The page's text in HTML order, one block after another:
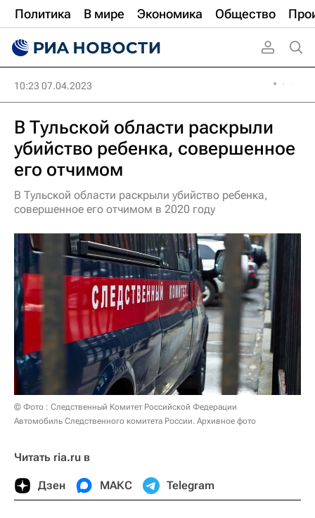
Политика В мире Экономика Общество
10:23 07.04.2023
В Тульской области раскрыли
убийство ребенка, совершенное
его отчимом
В Тульской области раскрыли убийство ребенка,
совершенное его отчимом в 2020 году
© Фото : Следственный Комитет Российской Федерации
Автомобиль Следственного комитета России. Архивное фото
Читать ria.ru в
Дзен МАКС Telegram